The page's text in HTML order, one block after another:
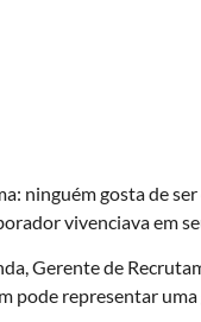
ninguém gosta de
vivenciava em
Gerente de
pode representar